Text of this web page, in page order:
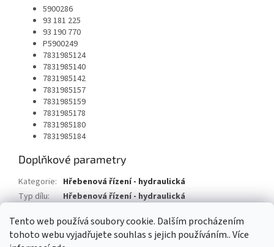
Tento web používá soubory cookie. Dalším procházením
tohoto webu vyjadřujete souhlas s jejich používáním.. Více
5900286
93 181 225
93 190 770
P5900249
7831985124
7831985140
7831985142
7831985157
7831985159
7831985178
7831985180
7831985184
Doplňkové parametry
Kategorie: Hřebenová řízení - hydraulická
Typ dílu:
Hřebenová řízení - hydraulická